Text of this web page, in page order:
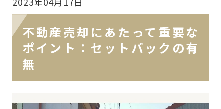
不動産売却にあたって重要な
ポイント：セットバックの有
無